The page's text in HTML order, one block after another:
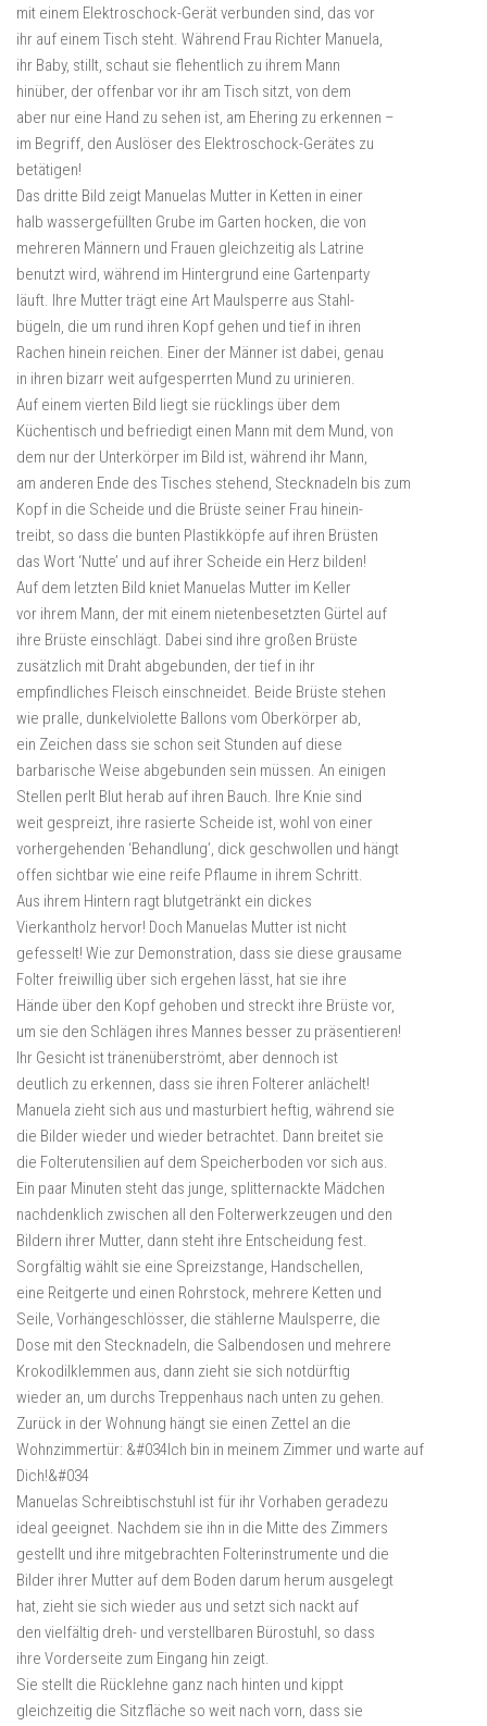
mit einem Elektroschock-Gerät verbunden sind, das vor
ihr auf einem Tisch steht. Während Frau Richter Manuela,
ihr Baby, stillt, schaut sie flehentlich zu ihrem Mann
hinüber, der offenbar vor ihr am Tisch sitzt, von dem
aber nur eine Hand zu sehen ist, am Ehering zu erkennen –
im Begriff, den Auslöser des Elektroschock-Gerätes zu
betätigen!
Das dritte Bild zeigt Manuelas Mutter in Ketten in einer
halb wassergefüllten Grube im Garten hocken, die von
mehreren Männern und Frauen gleichzeitig als Latrine
benutzt wird, während im Hintergrund eine Gartenparty
läuft. Ihre Mutter trägt eine Art Maulsperre aus Stahl-
bügeln, die um rund ihren Kopf gehen und tief in ihren
Rachen hinein reichen. Einer der Männer ist dabei, genau
in ihren bizarr weit aufgesperrten Mund zu urinieren.
Auf einem vierten Bild liegt sie rücklings über dem
Küchentisch und befriedigt einen Mann mit dem Mund, von
dem nur der Unterkörper im Bild ist, während ihr Mann,
am anderen Ende des Tisches stehend, Stecknadeln bis zum
Kopf in die Scheide und die Brüste seiner Frau hinein-
treibt, so dass die bunten Plastikköpfe auf ihren Brüsten
das Wort ‘Nutte’ und auf ihrer Scheide ein Herz bilden!
Auf dem letzten Bild kniet Manuelas Mutter im Keller
vor ihrem Mann, der mit einem nietenbesetzten Gürtel auf
ihre Brüste einschlägt. Dabei sind ihre großen Brüste
zusätzlich mit Draht abgebunden, der tief in ihr
empfindliches Fleisch einschneidet. Beide Brüste stehen
wie pralle, dunkelviolette Ballons vom Oberkörper ab,
ein Zeichen dass sie schon seit Stunden auf diese
barbarische Weise abgebunden sein müssen. An einigen
Stellen perlt Blut herab auf ihren Bauch. Ihre Knie sind
weit gespreizt, ihre rasierte Scheide ist, wohl von einer
vorhergehenden ‘Behandlung’, dick geschwollen und hängt
offen sichtbar wie eine reife Pflaume in ihrem Schritt.
Aus ihrem Hintern ragt blutgetränkt ein dickes
Vierkantholz hervor! Doch Manuelas Mutter ist nicht
gefesselt! Wie zur Demonstration, dass sie diese grausame
Folter freiwillig über sich ergehen lässt, hat sie ihre
Hände über den Kopf gehoben und streckt ihre Brüste vor,
um sie den Schlägen ihres Mannes besser zu präsentieren!
Ihr Gesicht ist tränenüberströmt, aber dennoch ist
deutlich zu erkennen, dass sie ihren Folterer anlächelt!
Manuela zieht sich aus und masturbiert heftig, während sie
die Bilder wieder und wieder betrachtet. Dann breitet sie
die Folterutensilien auf dem Speicherboden vor sich aus.
Ein paar Minuten steht das junge, splitternackte Mädchen
nachdenklich zwischen all den Folterwerkzeugen und den
Bildern ihrer Mutter, dann steht ihre Entscheidung fest.
Sorgfältig wählt sie eine Spreizstange, Handschellen,
eine Reitgerte und einen Rohrstock, mehrere Ketten und
Seile, Vorhängeschlösser, die stählerne Maulsperre, die
Dose mit den Stecknadeln, die Salbendosen und mehrere
Krokodilklemmen aus, dann zieht sie sich notdürftig
wieder an, um durchs Treppenhaus nach unten zu gehen.
Zurück in der Wohnung hängt sie einen Zettel an die
Wohnzimmertür: &#034Ich bin in meinem Zimmer und warte auf
Dich!&#034
Manuelas Schreibtischstuhl ist für ihr Vorhaben geradezu
ideal geeignet. Nachdem sie ihn in die Mitte des Zimmers
gestellt und ihre mitgebrachten Folterinstrumente und die
Bilder ihrer Mutter auf dem Boden darum herum ausgelegt
hat, zieht sie sich wieder aus und setzt sich nackt auf
den vielfältig dreh- und verstellbaren Bürostuhl, so dass
ihre Vorderseite zum Eingang hin zeigt.
Sie stellt die Rücklehne ganz nach hinten und kippt
gleichzeitig die Sitzfläche so weit nach vorn, dass sie